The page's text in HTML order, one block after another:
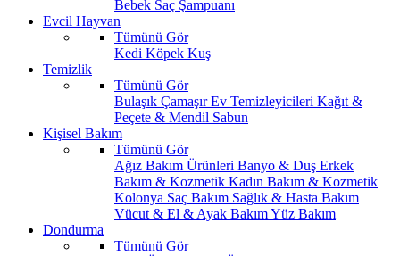
Bebek Saç Şampuanı
Evcil Hayvan
Tümünü Gör
Kedi Köpek Kuş
Temizlik
Tümünü Gör
Bulaşık ÇamaşırEv Temizleyicileri Kağıt &
Peçete & Mendil Sabun
Kişisel Bakım
Tümünü Gör
Ağız Bakım Ürünleri Banyo & Duş Erkek
Bakım & Kozmetik Kadın Bakım & Kozmetik
Kolonya Saç Bakım Sağlık & Hasta Bakım
Vücut & El & Ayak BakımYüz Bakım
Dondurma
Tümünü Gör